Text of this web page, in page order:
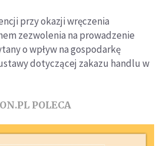
przy okazji wręczenia
zezwolenia na prowadzenie
o wpływ na gospodarkę
dotyczącej zakazu handlu w
POLECA